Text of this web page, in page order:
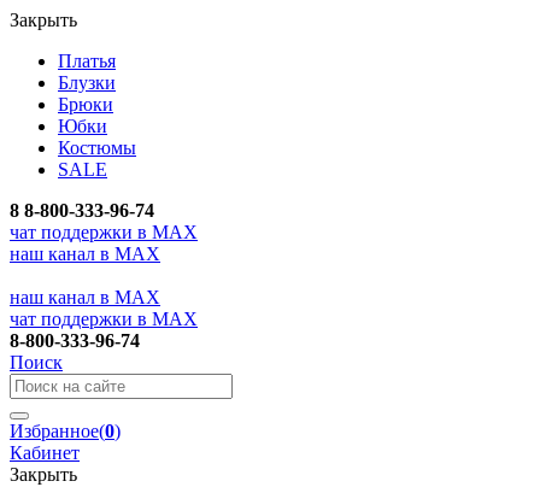
Закрыть
Платья
Блузки
Брюки
Юбки
Костюмы
SALE
8 8-800-333-96-74
чат поддержки в MAX
наш канал в MAX
наш канал в MAX
чат поддержки в MAX
8-800-333-96-74
Поиск
Избранное(0)
Кабинет
Закрыть